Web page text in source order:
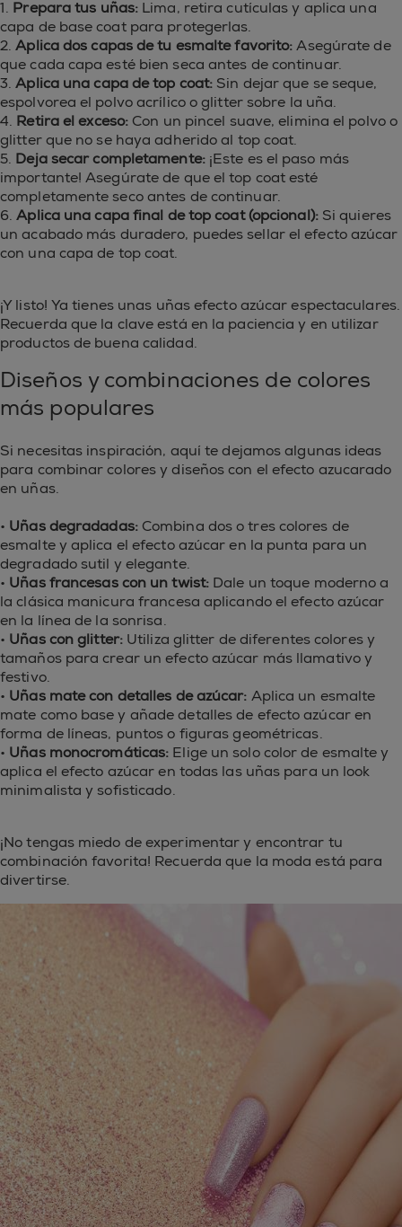
1. Prepara tus uñas: Lima, retira cutículas y aplica una
capa de base coat para protegerlas.
2.Aplica dos capas de tu esmalte favorito:Asegúrate de
que cada capa esté bien seca antes de continuar.
3. Aplica una capa de top coat: Sin dejar que se seque,
espolvorea el polvo acrílico o glitter sobre la uña.
4. Retira el exceso: Con un pincel suave, elimina el polvo o
glitter que no se haya adherido al top coat.
5. Deja secar completamente:¡Este es el paso más
importante! Asegúrate de que el top coat esté
completamente seco antes de continuar.
6.Aplica una capa final de top coat (opcional):Si quieres
un acabado más duradero, puedes sellar el efecto azúcar
con una capa de top coat.
¡Y listo! Ya tienes unas uñas efecto azúcar espectaculares.
Recuerda que la clave está en la paciencia y en utilizar
productos de buena calidad.
Diseños y combinaciones de colores
más populares
Si necesitas inspiración, aquí te dejamos algunas ideas
para combinar colores y diseños con el efecto azucarado
en uñas.
• Uñas degradadas: Combina dos o tres colores de
esmalte y aplica el efecto azúcar en la punta para un
degradado sutil y elegante.
• Uñas francesas con un twist: Dale un toque moderno a
la clásica manicura francesa aplicando el efecto azúcar
en la línea de la sonrisa.
• Uñas con glitter: Utiliza glitter de diferentes colores y
tamaños para crear un efecto azúcar más llamativo y
festivo.
• Uñas mate con detalles de azúcar: Aplica un esmalte
mate como base y añade detalles de efecto azúcar en
forma de líneas, puntos o figuras geométricas.
• Uñas monocromáticas: Elige un solo color de esmalte y
aplica el efecto azúcar en todas las uñas para un look
minimalista y sofisticado.
¡No tengas miedo de experimentar y encontrar tu
combinación favorita! Recuerda que la moda está para
divertirse.